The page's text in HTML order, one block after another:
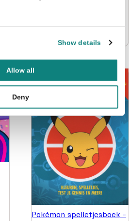
Show details
Allow all
Deny
lijn is een stip die uit
vol tips en tekenplezier
€7,99
Pokémon spelletjesboek -